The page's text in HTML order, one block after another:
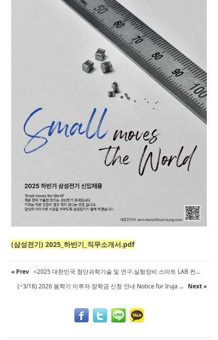
(삼성전기) 2025_하반기_직무소개서.pdf
« Prev <2025 대한민국 첨단과학기술 및 연구.실험장비 스마트 LAB 컨...
(~3/18) 2026 봄학기 이루자 장학금 신청 안내 Notice for Iruja ... Next »